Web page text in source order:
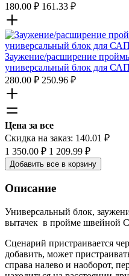
180.00 ₽ 161.33 ₽
Заужение/расширение
универсальный блок для
280.00 ₽ 250.96 ₽
Цена за все
Скидка на заказ: 140.01 ₽
1 350.00 ₽ 1 209.99 ₽
Добавить все в корзину
Описание
Универсальный блок,
вытачек в пройме швейной
Сценарий пристраивается
добавить, может
справа налево и наоборот,